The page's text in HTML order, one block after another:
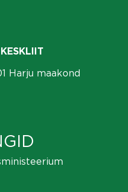
Harju maakond